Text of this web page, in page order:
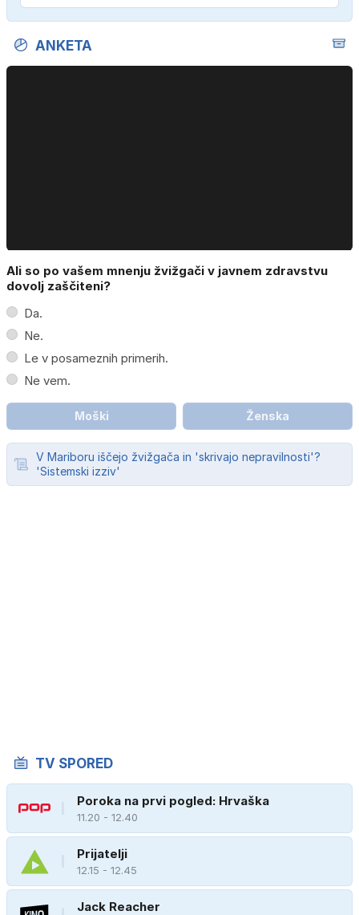
ANKETA
Ali so po vašem mnenju žvižgači v javnem zdravstvu
dovolj zaščiteni?
Da.
Ne.
Le v posameznih primerih.
Ne vem.
Moški Ženska
V Mariboru iščejo žvižgača in 'skrivajo nepravilnosti'?
'Sistemski izziv'
TV SPORED
Poroka na prvi pogled: Hrvaška
11.20 - 12.40
Prijatelji
12.15 - 12.45
Jack Reacher